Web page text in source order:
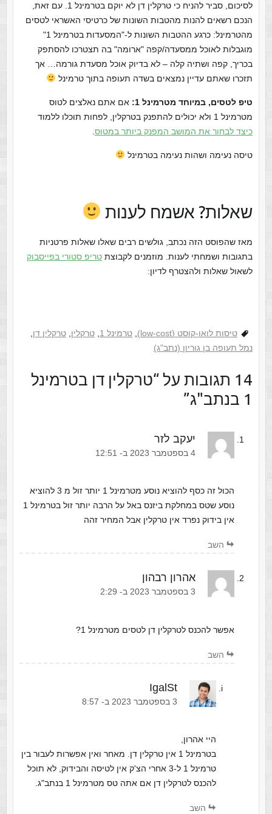
לסיכום, סביר להניח כי טרקלין דן לא יוקם בטרמינל 1. עם זאת,
הנכם רשאים להנות מהטבות השונות של כרטיסי האשראי לטסים
מהטרמינל: כרגע ההטבות השונות ל-"המסעדות בטרמינל 1"
מוגבלות לאוכל ממסעדה/קפה "ארומה" בה תצטרכו להסתפק
בכריך, קפה ושתיה קלה – לא בדיוק אוכל מסעדת גורמה… אך
תזכרו שאתם עדיין נמצאים בשדה תעופה בתוך טרמינל
טיפ לטסים, במיוחד מטרמינל 1:
אם אתם נאלצים לטוס
מטרמינל 1 ולא יכולים להתפנק בטרקלין, לפחות תוכלו ללמוד
כיצד לבחור את המושב המפנק ביותר במטוס.
טיסה נעימה ושהות נעימה בטרמינל
שאלות? אשמח לענות
מאז שהפוסט הזה נכתב, גולשים רבים שאלו שאלות פרטניות
בתגובות ושמחתי לענות. מוזמנים לקבוצת טריפ סטורי בפייסבוק
לשאול שאלות ולהצטרף לדיון:
טיסות לואו-קוסט (low-cost) טרמינל 1 טרקלין טרקלין דן
נמל תעופה בן גוריון (נתב"ג)
‫14 תגובות על “
טרקלין דן בטרמינל
1 בנתב"ג
”
יעקב לזר
‫4 בספטמבר 2023 ב- 12:51
הכול זה כסף להוציא נוסע מטרמינל 1 יותר זול מ 3 להוציא
נוסע שטס במחלקת ביזנס באל על הרבה יותר זול בטרמינל 1
אין בידוק נפרד אין טרקלין אבל המחיר זהה
השב
אהרון רבהון
‫3 בספטמבר 2023 ב- 2:29
אפשר להכנס לטרקלין דן לטסים מטרמינל 1?
השב
IgalSt
‫3 בספטמבר 2023 ב- 8:57
היי אהרון,
בטרמינל 1 אין טרקלין דן. מאחר ואין אפשרות לעבור בין
טרמינל 1 ל-3 אחרי הצ'ק אין לטיסה והבידוק, לא תוכל
להכנס לטרקלין דן אם אתה טס מטרמינל 1 בנתב"ג.
השב